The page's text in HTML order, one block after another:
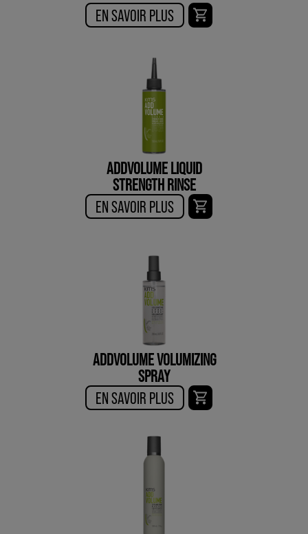
EN SAVOIR PLUS
ADDVOLUME LIQUID
STRENGTH RINSE
EN SAVOIR PLUS
ADDVOLUME VOLUMIZING
SPRAY
EN SAVOIR PLUS